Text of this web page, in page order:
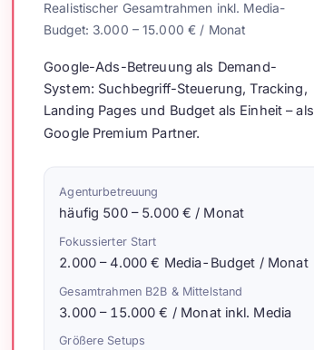
Realistischer Gesamtrahmen inkl. Media-
Budget: 3.000 – 15.000 € / Monat
Google-Ads-Betreuung als Demand-
System: Suchbegriff-Steuerung, Tracking,
Landing Pages und Budget als Einheit – als
Google Premium Partner.
Agenturbetreuung
häufig 500 – 5.000 € / Monat
Fokussierter Start
2.000 – 4.000 € Media-Budget / Monat
Gesamtrahmen B2B & Mittelstand
3.000 – 15.000 € / Monat inkl. Media
Größere Setups